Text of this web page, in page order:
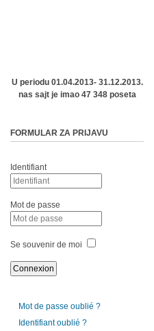
U periodu 01.04.2013- 31.12.2013.
nas sajt je imao 47 348 poseta
FORMULAR ZA PRIJAVU
Identifiant
Mot de passe
Se souvenir de moi
Mot de passe oublié ?
Identifiant oublié ?